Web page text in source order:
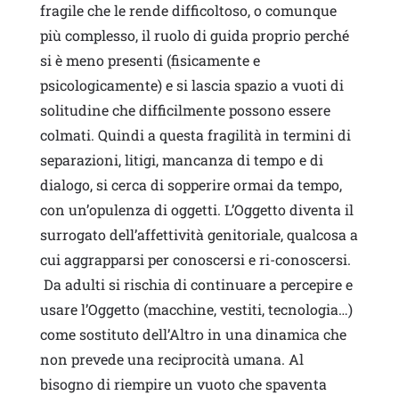
fragile che le rende difficoltoso, o comunque
più complesso, il ruolo di guida proprio perché
si è meno presenti (fisicamente e
psicologicamente) e si lascia spazio a vuoti di
solitudine che difficilmente possono essere
colmati. Quindi a questa fragilità in termini di
separazioni, litigi, mancanza di tempo e di
dialogo, si cerca di sopperire ormai da tempo,
con un’opulenza di oggetti. L’Oggetto diventa il
surrogato dell’affettività genitoriale, qualcosa a
cui aggrapparsi per conoscersi e ri-conoscersi.
Da adulti si rischia di continuare a percepire e
usare l’Oggetto (macchine, vestiti, tecnologia…)
come sostituto dell’Altro in una dinamica che
non prevede una reciprocità umana. Al
bisogno di riempire un vuoto che spaventa